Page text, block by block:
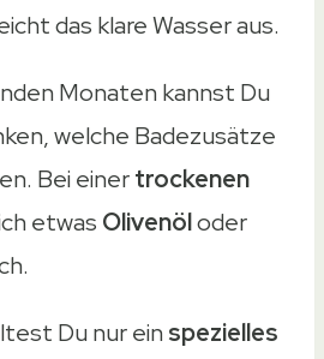
das klare Wasser aus.
Monaten kannst Du
welche Badezusätze
Bei einertrockenen
etwas Olivenöloder
Du nur einspezielles